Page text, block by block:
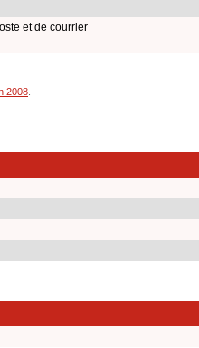
et de courrier
2008